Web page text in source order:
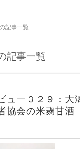
記事一覧
記事一覧
ュー３２９：大
協会の米麹甘酒